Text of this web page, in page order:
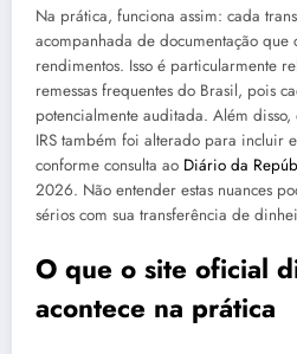
Na prática, funciona assim: cada
acompanhada de documentação
rendimentos. Isso é particularmente
remessas frequentes do Brasil, pois
potencialmente auditada. Além
IRS também foi alterado para incluir
conforme consulta ao Diário da
2026. Não entender estas nuances
sérios com sua transferência de
O que o site oficial
acontece na prática